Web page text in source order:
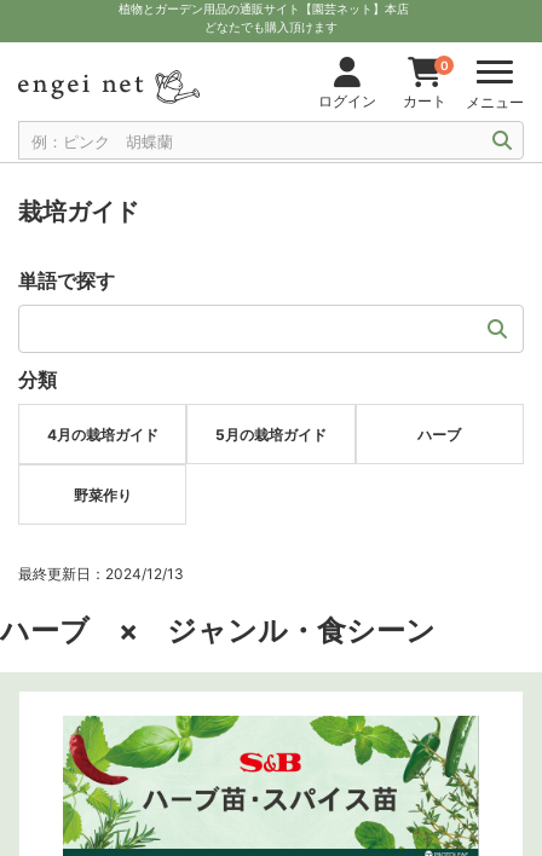
植物とガーデン用品の通販サイト【園芸ネット】本店
どなたでも購入頂けます
ログイン
0
カート メニュー
栽培ガイド
単語で探す
分類
4月の栽培ガイド 5月の栽培ガイド ハーブ
野菜作り
最終更新日：2024/12/13
ハーブ × ジャンル・食シーン